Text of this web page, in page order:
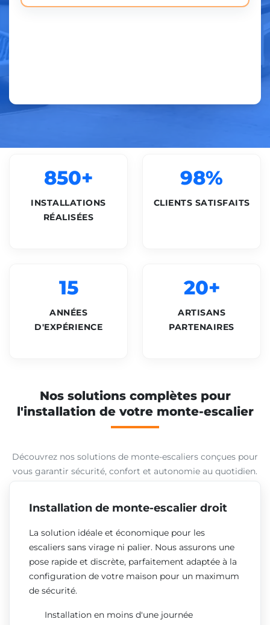
850+
INSTALLATIONS
RÉALISÉES
98%
CLIENTS SATISFAITS
15
ANNÉES
D'EXPÉRIENCE
20+
ARTISANS
PARTENAIRES
Nos solutions complètes pour
l'installation de votre monte-escalier
Découvrez nos solutions de monte-escaliers conçues pour
vous garantir sécurité, confort et autonomie au quotidien.
Installation de monte-escalier droit
La solution idéale et économique pour les
escaliers sans virage ni palier. Nous assurons une
pose rapide et discrète, parfaitement adaptée à la
configuration de votre maison pour un maximum
de sécurité.
Installation en moins d'une journée